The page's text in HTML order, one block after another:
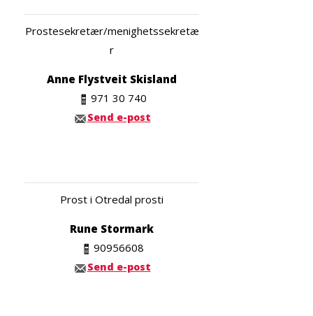
Prostesekretær/menighetssekretæ
r
Anne Flystveit Skisland
971 30 740
Send e-post
Prost i Otredal prosti
Rune Stormark
90956608
Send e-post